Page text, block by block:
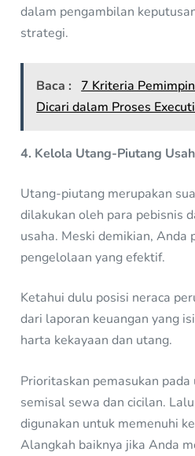
dalam pengambilan
strategi.
Baca :
7 Kriteria
Dicari dalam Proses
4. Kelola Utang-Piutang
Utang-piutang merupakan
dilakukan oleh para pebisnis
usaha. Meski demikian, Anda
pengelolaan yang efektif.
Ketahui dulu posisi neraca
dari laporan keuangan yang
harta kekayaan dan utang.
Prioritaskan pemasukan
semisal sewa dan cicilan.
digunakan untuk memenuhi
Alangkah baiknya jika Anda